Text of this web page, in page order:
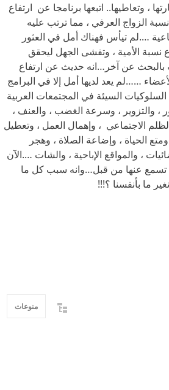
، وتعاطيها.. اتبعها برنامجا عن ارتفاع
الزواج العرفي ، مما ترتب عليه
….لم تيأس فهناك أمل في العثور
نسبة الأمية ، وتفشى الجهل ليحقق
بالبحث عن آخر…انه حديث عن ارتفاع
……لم يعد لديها أمل إلا في البرامج
السيئة في المجتمعات العربية
، والتزوير ، وسرعة الغضب ، والعنف ،
و الظلم الاجتماعي ، وإهمال العمل ، وتعطيل
الحياة ، وإضاعة الصلاة ، وهجر
، والمواقع الإباحية ، والشات ….الآن
تسمع عنها من قبل…وانه سبب كل ما
ما بأنفسنا ؟!!!
منوعات